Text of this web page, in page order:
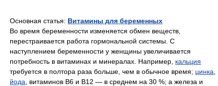
Основная статья: Витамины для беременных
Во время беременности изменяется обмен веществ,
перестраивается работа гормональной системы. С
наступлением беременности у женщины увеличивается
потребность в витаминах и минералах. Например, кальция
требуется в полтора раза больше, чем в обычное время; цинка
йода , витаминов В6 и В12 — в среднем на 30 %; а железа и